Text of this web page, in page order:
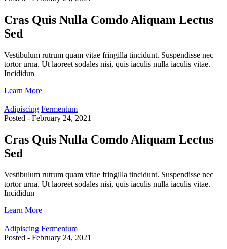
Cras Quis Nulla Comdo Aliquam Lectus
Sed
Vestibulum rutrum quam vitae fringilla tincidunt. Suspendisse nec
tortor urna. Ut laoreet sodales nisi, quis iaculis nulla iaculis vitae.
Incididun
Learn More
Adipiscing Fermentum
Posted - February 24, 2021
Cras Quis Nulla Comdo Aliquam Lectus
Sed
Vestibulum rutrum quam vitae fringilla tincidunt. Suspendisse nec
tortor urna. Ut laoreet sodales nisi, quis iaculis nulla iaculis vitae.
Incididun
Learn More
Adipiscing Fermentum
Posted - February 24, 2021